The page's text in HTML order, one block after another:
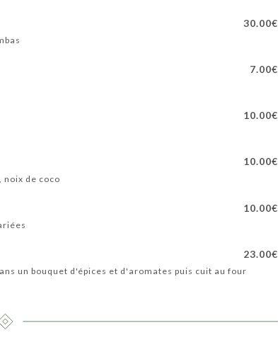
30.00€
7.00€
10.00€
10.00€
noix de coco
10.00€
23.00€
un bouquet d'épices et d'aromates puis cuit au four